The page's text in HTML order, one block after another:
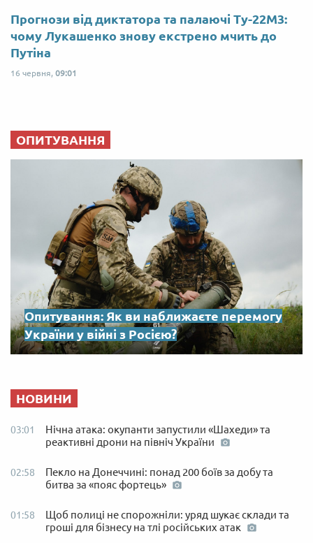
Прогнози від диктатора та палаючі Ту-22М3:
чому Лукашенко знову екстрено мчить до
Путіна
16 червня, 09:01
ОПИТУВАННЯ
Опитування: Як ви наближаєте перемогу
України у війні з Росією?
НОВИНИ
03:01
Нічна атака: окупанти запустили «Шахеди» та
реактивні дрони на північ України
02:58
Пекло на Донеччині: понад 200 боїв за добу та
битва за «пояс фортець»
01:58
Щоб полиці не спорожніли: уряд шукає склади та
гроші для бізнесу на тлі російських атак